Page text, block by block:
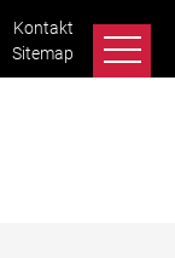
Kontakt
Sitemap